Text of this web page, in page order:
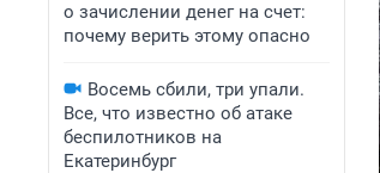
о зачислении денег на счет:
почему верить этому опасно
Восемь сбили, три упали.
Все, что известно об атаке
беспилотников на
Екатеринбург